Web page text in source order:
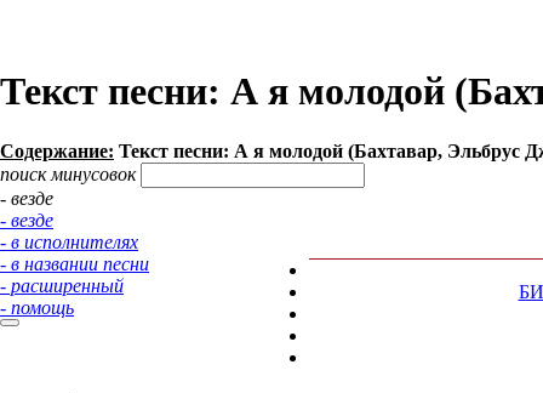
Текст песни: А я молодой
Содержание: Текст песни: А я молодой (Бахтавар, Эльбрус
поиск минусовок
- везде
- везде
- в исполнителях
- в названии песни
- расширенный
- помощь